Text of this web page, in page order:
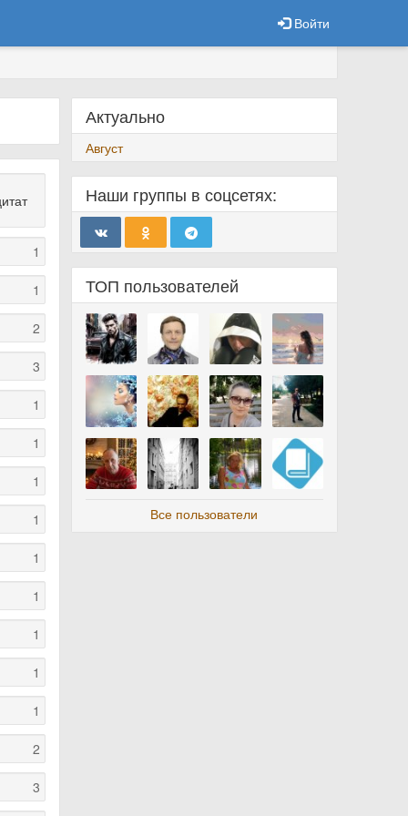
Войти
1
1
2
3
1
1
1
1
1
1
1
1
1
2
3
Актуально
Август
Наши группы в соцсетях:
ТОП пользователей
Все пользователи